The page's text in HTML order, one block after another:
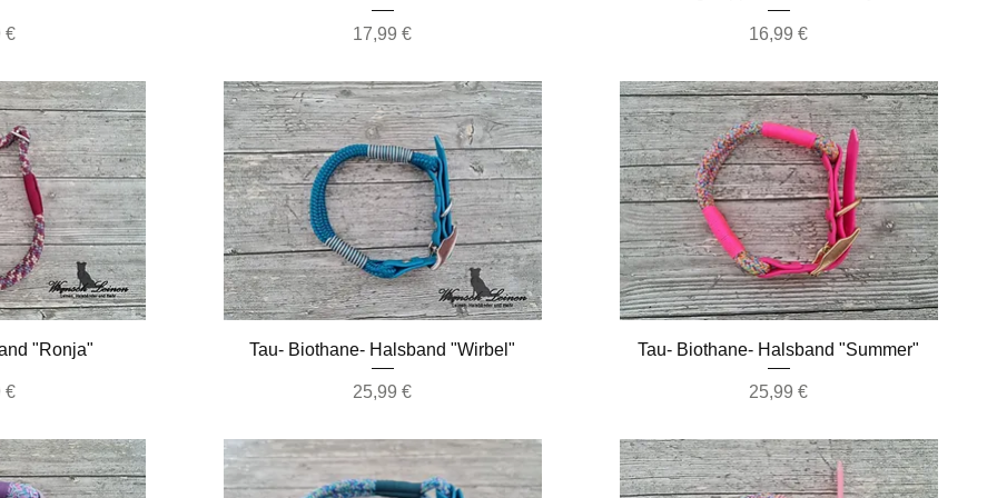
€ Preis
17,99 € Preis
16,99 €
"Ronja"
€
Schnellansicht
Tau- Biothane- Halsband "Wirbel"
Preis
25,99 €
Schnellansicht
Tau- Biothane- Halsband "Summer"
Preis
25,99 €